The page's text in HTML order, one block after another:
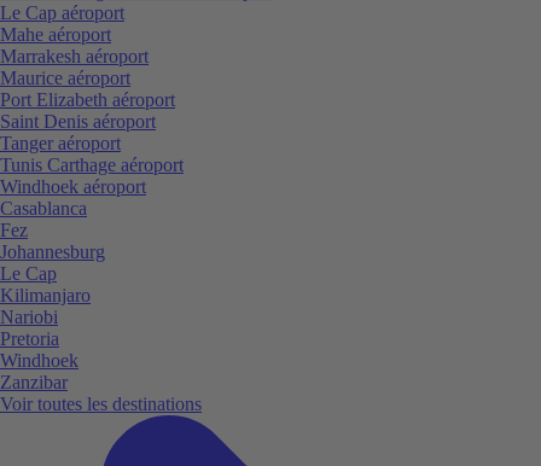
Le Cap aéroport
Mahe aéroport
Marrakesh aéroport
Maurice aéroport
Port Elizabeth aéroport
Saint Denis aéroport
Tanger aéroport
Tunis Carthage aéroport
Windhoek aéroport
Casablanca
Fez
Johannesburg
Le Cap
Kilimanjaro
Nariobi
Pretoria
Windhoek
Zanzibar
Voir toutes les destinations